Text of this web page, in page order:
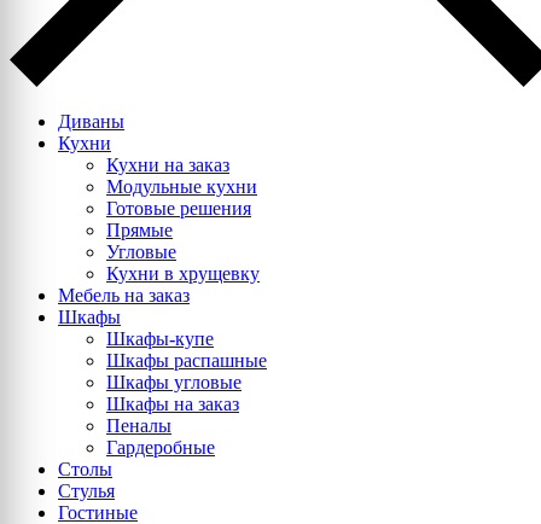
Диваны
Кухни
Кухни на заказ
Модульные кухни
Готовые решения
Прямые
Угловые
Кухни в хрущевку
Мебель на заказ
Шкафы
Шкафы-купе
Шкафы распашные
Шкафы угловые
Шкафы на заказ
Пеналы
Гардеробные
Столы
Стулья
Гостиные